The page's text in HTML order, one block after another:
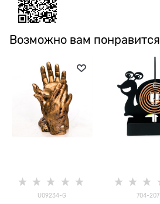
Возможно вам понравится
U09234-G 704-207